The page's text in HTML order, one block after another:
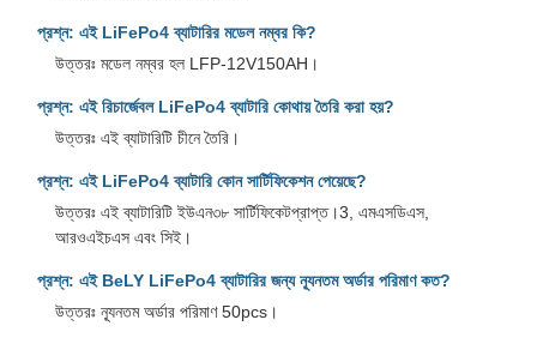
প্রশ্ন: এই LiFePo4 ব্যাটারির মডেল নম্বর কি?
উত্তরঃ মডেল নম্বর হল LFP-12V150AH।
প্রশ্ন: এই রিচার্জেবল LiFePo4 ব্যাটারি কোথায় তৈরি করা হয়?
উত্তরঃ এই ব্যাটারিটি চীনে তৈরি।
প্রশ্ন: এই LiFePo4 ব্যাটারি কোন সার্টিফিকেশন পেয়েছে?
উত্তরঃ এই ব্যাটারিটি ইউএন৩৮ সার্টিফিকেটপ্রাপ্ত।3, এমএসডিএস,
আরওএইচএস এবং সিই।
প্রশ্ন: এই BeLY LiFePo4 ব্যাটারির জন্য ন্যূনতম অর্ডার পরিমাণ কত?
উত্তরঃ ন্যূনতম অর্ডার পরিমাণ 50pcs।